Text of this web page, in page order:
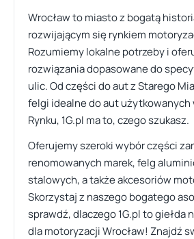
Wrocław to miasto z bogatą
rozwijającym się rynkiem
Rozumiemy lokalne potrzeby i
rozwiązania dopasowane do
ulic. Od części do aut z Starego
felgi idealne do aut użytkowanych
Rynku, 1G.pl ma to, czego szukasz.
Oferujemy szeroki wybór części
renomowanych marek, felg
stalowych, a także akcesoriów
Skorzystaj z naszego bogatego
sprawdź, dlaczego 1G.pl to giełda
dla motoryzacji Wrocław! Znajdź